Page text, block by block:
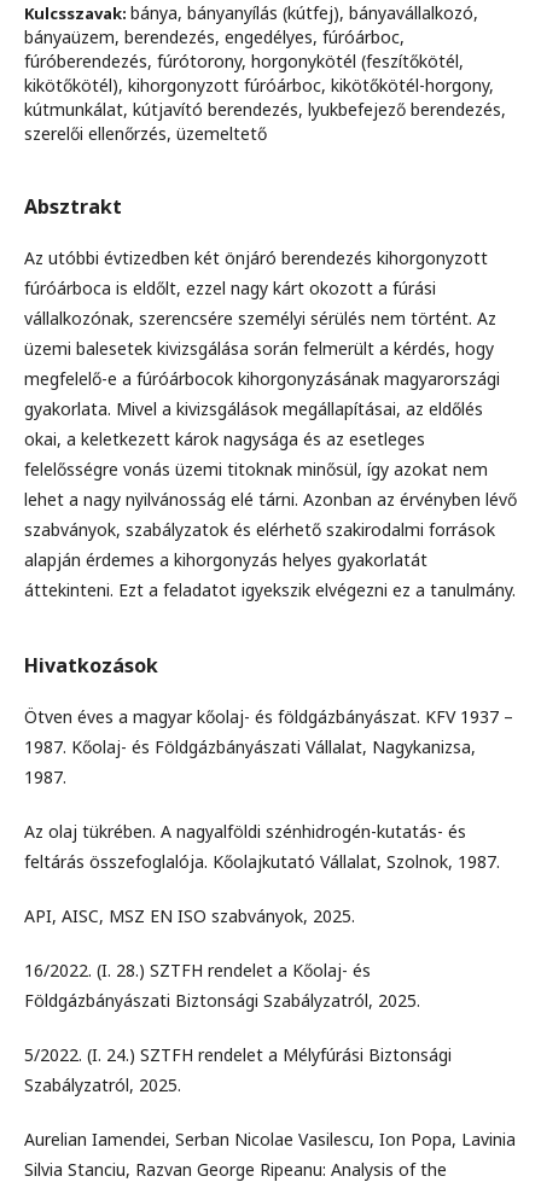
Kulcsszavak: bánya, bányanyílás (kútfej), bányavállalkozó,
bányaüzem, berendezés, engedélyes, fúróárboc,
fúróberendezés, fúrótorony, horgonykötél (feszítőkötél,
kikötőkötél), kihorgonyzott fúróárboc, kikötőkötél-horgony,
kútmunkálat, kútjavító berendezés, lyukbefejező berendezés,
szerelői ellenőrzés, üzemeltető
Absztrakt
Az utóbbi évtizedben két önjáró berendezés kihorgonyzott
fúróárboca is eldőlt, ezzel nagy kárt okozott a fúrási
vállalkozónak, szerencsére személyi sérülés nem történt. Az
üzemi balesetek kivizsgálása során felmerült a kérdés, hogy
megfelelő-e a fúróárbocok kihorgonyzásának magyarországi
gyakorlata. Mivel a kivizsgálások megállapításai, az eldőlés
okai, a keletkezett károk nagysága és az esetleges
felelősségre vonás üzemi titoknak minősül, így azokat nem
lehet a nagy nyilvánosság elé tárni. Azonban az érvényben lévő
szabványok, szabályzatok és elérhető szakirodalmi források
alapján érdemes a kihorgonyzás helyes gyakorlatát
áttekinteni. Ezt a feladatot igyekszik elvégezni ez a tanulmány.
Hivatkozások
Ötven éves a magyar kőolaj- és földgázbányászat. KFV 1937 –
1987. Kőolaj- és Földgázbányászati Vállalat, Nagykanizsa,
1987.
Az olaj tükrében. A nagyalföldi szénhidrogén-kutatás- és
feltárás összefoglalója. Kőolajkutató Vállalat, Szolnok, 1987.
API, AISC, MSZ EN ISO szabványok, 2025.
16/2022. (I. 28.) SZTFH rendelet a Kőolaj- és
Földgázbányászati Biztonsági Szabályzatról, 2025.
5/2022. (I. 24.) SZTFH rendelet a Mélyfúrási Biztonsági
Szabályzatról, 2025.
Aurelian Iamendei, Serban Nicolae Vasilescu, Ion Popa, Lavinia
Silvia Stanciu, Razvan George Ripeanu: Analysis of the